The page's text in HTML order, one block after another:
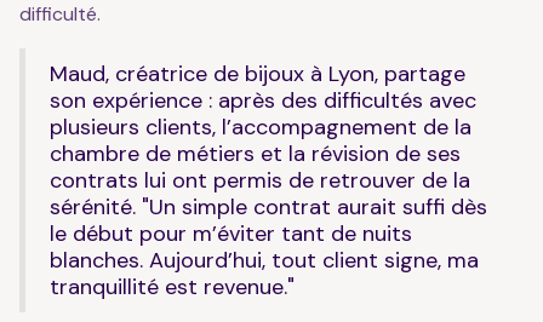
difficulté.
Maud, créatrice de bijoux à Lyon, partage
son expérience : après des difficultés avec
plusieurs clients, l’accompagnement de la
chambre de métiers et la révision de ses
contrats lui ont permis de retrouver de la
sérénité. "Un simple contrat aurait suffi dès
le début pour m’éviter tant de nuits
blanches. Aujourd’hui, tout client signe, ma
tranquillité est revenue."